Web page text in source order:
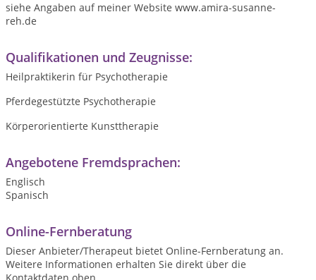
siehe Angaben auf meiner Website www.amira-susanne-
reh.de
Qualifikationen und Zeugnisse:
Heilpraktikerin für Psychotherapie
Pferdegestützte Psychotherapie
Körperorientierte Kunsttherapie
Angebotene Fremdsprachen:
Englisch
Spanisch
Online-Fernberatung
Dieser Anbieter/Therapeut bietet Online-Fernberatung an.
Weitere Informationen erhalten Sie direkt über die